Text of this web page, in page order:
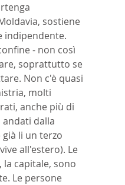
sostiene
indipendente.
- non così
soprattutto se
Non c'è quasi
molti
anche più di
andati dalla
già li un terzo
all'estero). Le
la capitale, sono
Le persone